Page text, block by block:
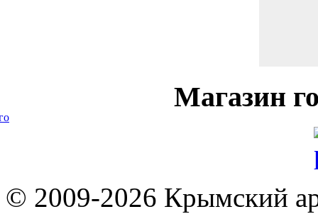
Магазин
© 2009-2026 Крымский